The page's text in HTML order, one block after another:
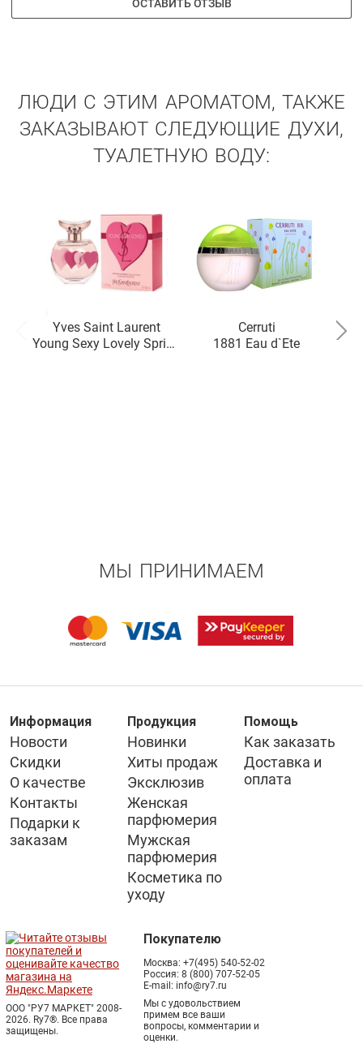
ОСТАВИТЬ ОТЗЫВ
ЛЮДИ С ЭТИМ АРОМАТОМ, ТАКЖЕ
ЗАКАЗЫВАЮТ СЛЕДУЮЩИЕ ДУХИ,
ТУАЛЕТНУЮ ВОДУ:
Yves Saint Laurent
Young Sexy Lovely Spring
Cerruti
1881 Eau d`Ete
МЫ ПРИНИМАЕМ
Информация
Новости
Скидки
О качестве
Контакты
Подарки к
заказам
Продукция
Новинки
Хиты продаж
Эксклюзив
Женская
парфюмерия
Мужская
парфюмерия
Косметика по
уходу
Помощь
Как заказать
Доставка и
оплата
ООО "РУ7 МАРКЕТ" 2008-
2026. Ry7®. Все права
защищены.
Покупателю
Москва: +7(495) 540-52-02
Россия: 8 (800) 707-52-05
E-mail: info@ry7.ru
Мы с удовольствием
примем все ваши
вопросы, комментарии и
оценки.